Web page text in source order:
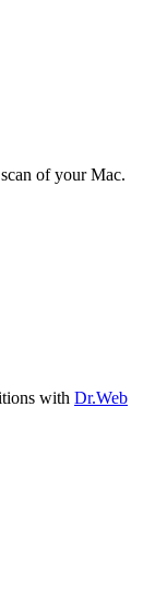
of your Mac.
with Dr.Web